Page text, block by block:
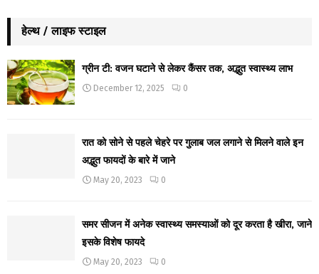
हेल्थ / लाइफ स्टाइल
ग्रीन टी: वजन घटाने से लेकर कैंसर तक, अद्भुत स्वास्थ्य लाभ
December 12, 2025 0
रात को सोने से पहले चेहरे पर गुलाब जल लगाने से मिलने वाले इन
अद्भुत फायदों के बारे में जाने
May 20, 2023 0
समर सीजन में अनेक स्वास्थ्य समस्याओं को दूर करता है खीरा, जाने
इसके विशेष फायदे
May 20, 2023 0